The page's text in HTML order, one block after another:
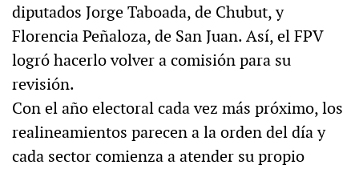
diputados Jorge Taboada, de Chubut, y
Florencia Peñaloza, de San Juan. Así, el FPV
logró hacerlo volver a comisión para su
revisión.
Con el año electoral cada vez más próximo, los
realineamientos parecen a la orden del día y
cada sector comienza a atender su propio